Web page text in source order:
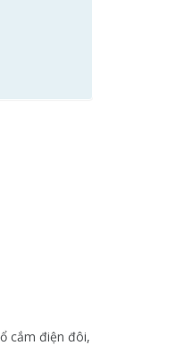
cắm điện đôi,